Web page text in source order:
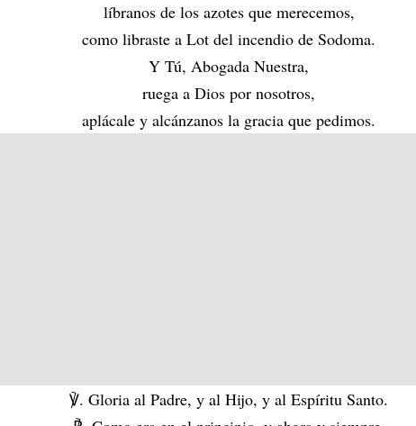
líbranos de los azotes que merecemos,
como libraste a Lot del incendio de Sodoma.
Y Tú, Abogada Nuestra,
ruega a Dios por nosotros,
aplácale y alcánzanos la gracia que pedimos.
℣. Gloria al Padre, y al Hijo, y al Espíritu Santo.